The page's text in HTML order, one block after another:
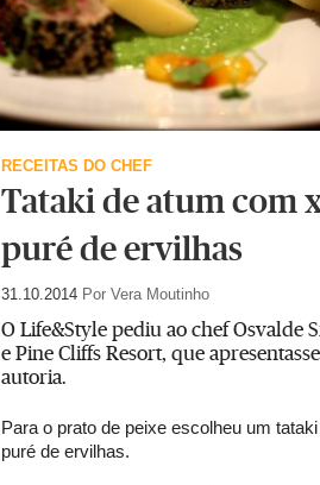
RECEITAS DO CHEF
Tataki de atum com
puré de ervilhas
31.10.2014 Por Vera Moutinho
O Life&Style pediu ao chef Osvalde
e Pine Cliffs Resort, que
autoria.
Para o prato de peixe escolheu um
puré de ervilhas.